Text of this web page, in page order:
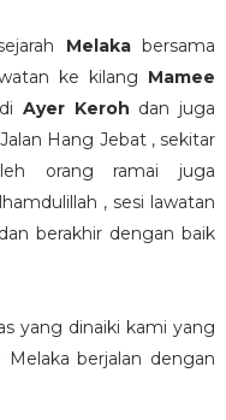
Melakabersama
ke kilang Mamee
Ayer Keroh dan juga
Hang Jebat , sekitar
orang ramai juga
, sesi lawatan
berakhir dengan baik
yang dinaiki kami yang
berjalan dengan